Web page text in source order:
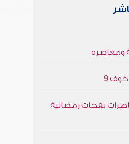
ومعاصرة
9
نفحات رمضانية